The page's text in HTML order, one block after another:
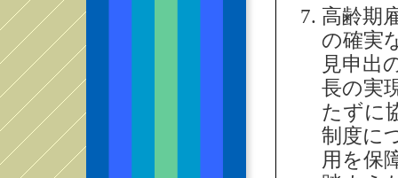
高齢期
の確実
見申出
長の実
たずに
制度に
用を保